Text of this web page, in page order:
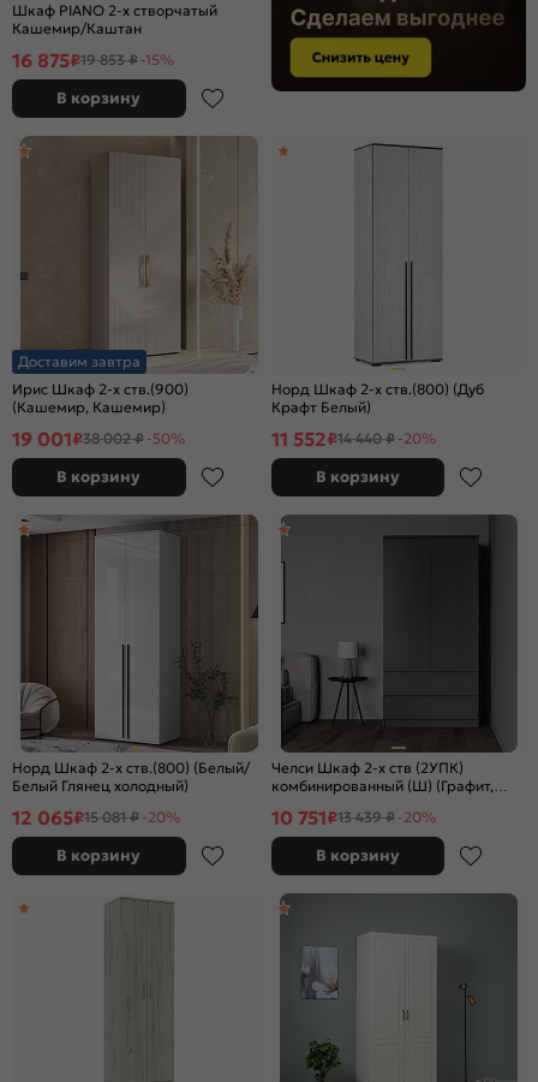
Шкаф PIANO 2-х створчатый
Кашемир/Каштан
16 875₽19 853 ₽ -15%
В корзину
Доставим завтра
Ирис Шкаф 2-х ств.(900)
(Кашемир, Кашемир)
19 001₽38 002 ₽ -50%
В корзину
Норд Шкаф 2-х ств.(800) (Дуб
Крафт Белый)
11 552₽14 440 ₽ -20%
В корзину
Норд Шкаф 2-х ств.(800) (Белый/
Белый Глянец холодный)
12 065₽15 081 ₽ -20%
В корзину
Челси Шкаф 2-х ств (2УПК)
комбинированный (Ш) (Графит,
10 751₽13 439 ₽ -20%
В корзину